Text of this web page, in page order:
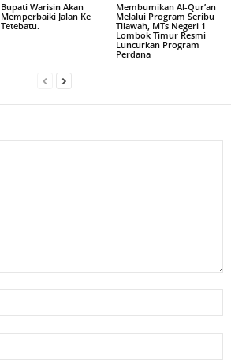
Bupati Warisin Akan
Memperbaiki Jalan Ke
Tetebatu.
Membumikan Al-Qur’an
Melalui Program Seribu
Tilawah, MTs Negeri 1
Lombok Timur Resmi
Luncurkan Program
Perdana